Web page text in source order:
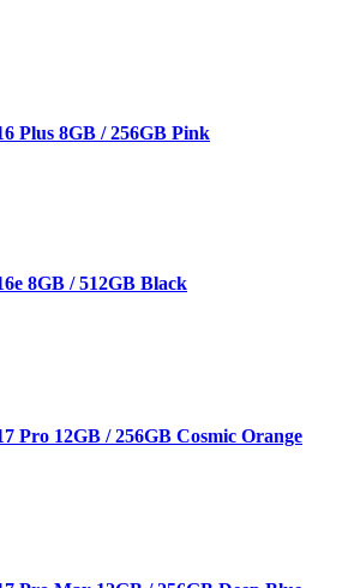
Plus 8GB / 256GB Pink
8GB / 512GB Black
Pro 12GB / 256GB Cosmic Orange